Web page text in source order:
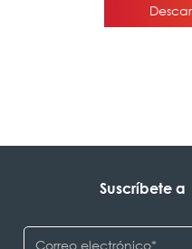
Suscríbete a